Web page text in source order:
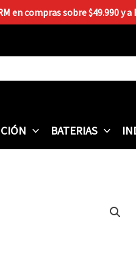
en compras sobre $49.990 y
BATERIAS